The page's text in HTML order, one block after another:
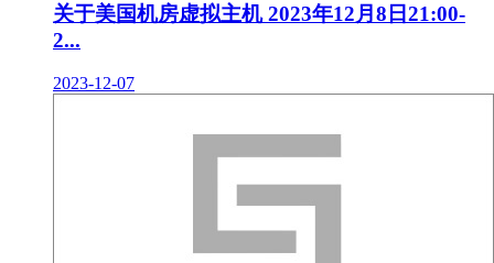
关于美国机房虚拟主机 2023年12月8日21:00-
2...
2023-12-07